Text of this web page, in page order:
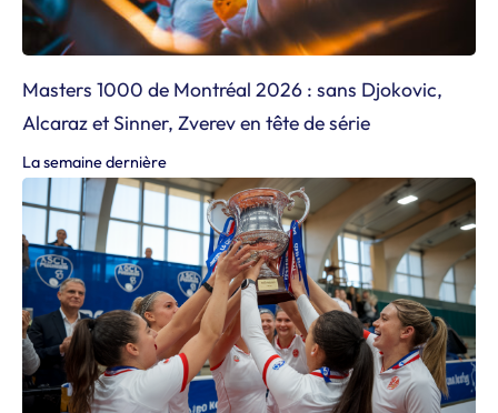
Masters 1000 de Montréal 2026 : sans Djokovic,
Alcaraz et Sinner, Zverev en tête de série
La semaine dernière